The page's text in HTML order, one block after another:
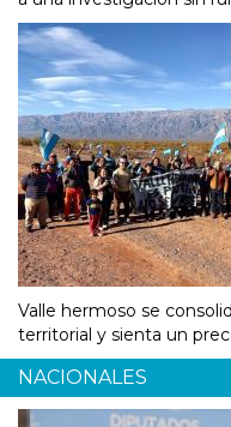
Valle hermoso se
territorial y sienta un
NACIONALES